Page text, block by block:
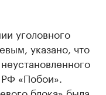
уголовного
указано, что
«Побои».